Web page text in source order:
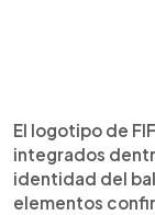
El logotipo de
integrados
identidad del
elementos